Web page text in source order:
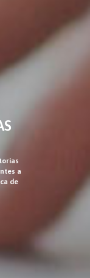
a
de